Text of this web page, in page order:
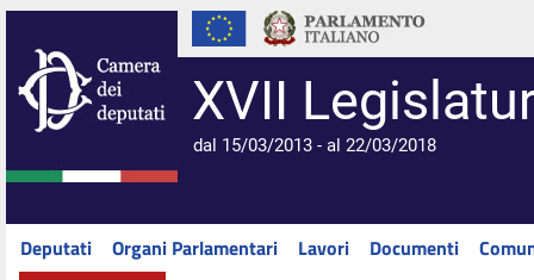
XVII
dal 15/03/2013 - al 22/03/2018
Deputati Organi Parlamentari Lavori Documenti